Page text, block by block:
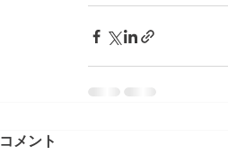
コメント